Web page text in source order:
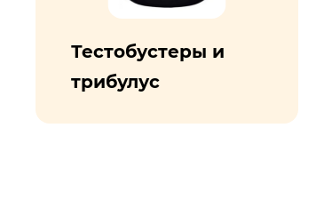
Тестобустеры и
трибулус